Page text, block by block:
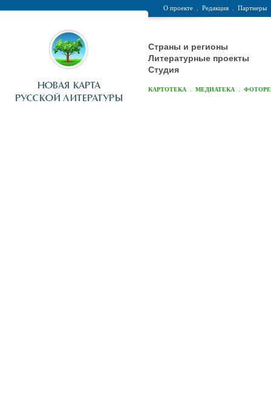
О проекте Редакция Партнеры
Страны и регионы
Литературные проекты
Студия
КАРТОТЕКА МЕДИАТЕКА